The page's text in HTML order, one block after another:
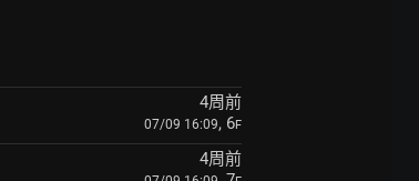
4周前
07/09 16:09, 6F
4周前